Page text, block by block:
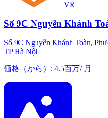
VR
Số 9C Nguyễn Khánh
Số 9C Nguyễn Khánh Toàn,
TP Hà Nội
価格（から） : 4.5百万/月